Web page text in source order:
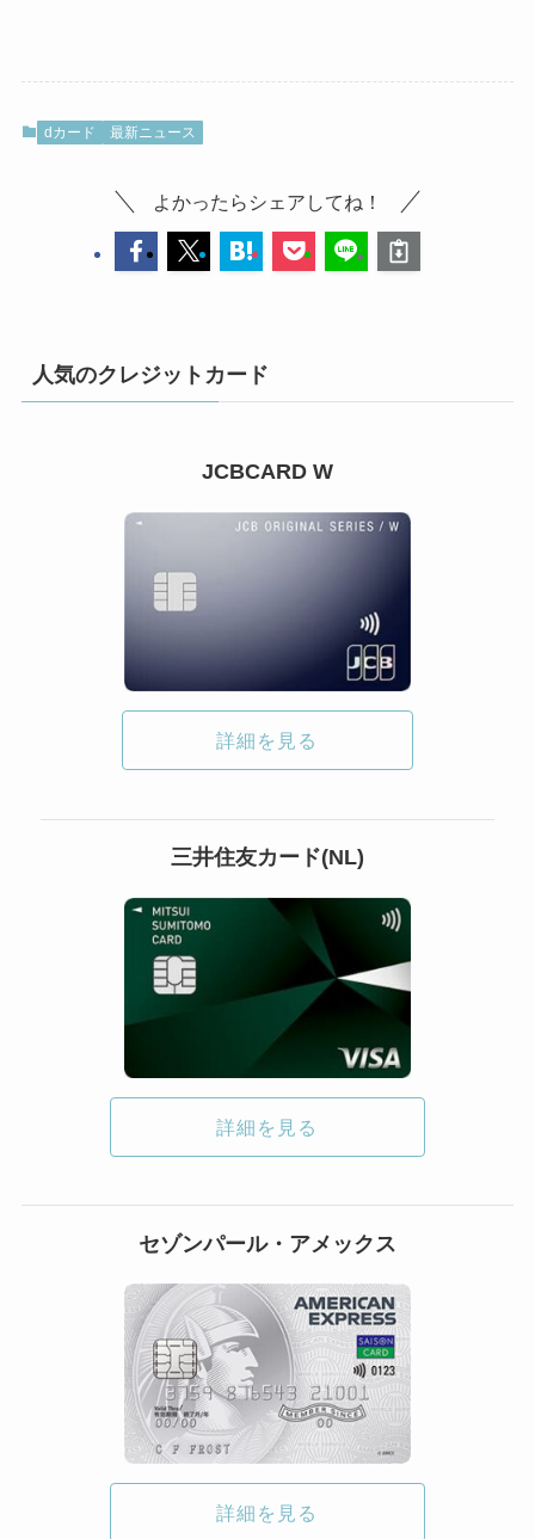
dカード 最新ニュース
よかったらシェアしてね！
人気のクレジットカード
JCBCARD W
詳細を見る
三井住友カード(NL)
詳細を見る
セゾンパール・アメックス
詳細を見る